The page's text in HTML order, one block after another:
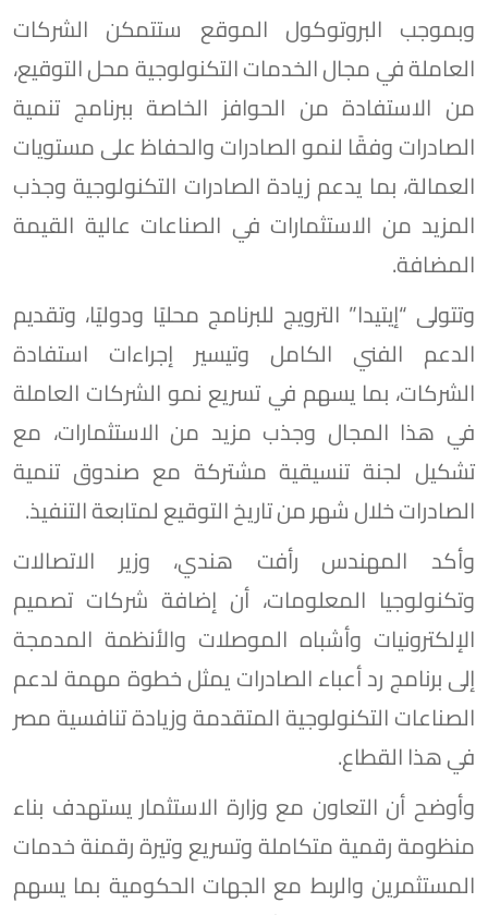
وبموجب البروتوكول الموقع ستتمكن الشركات
العاملة في مجال الخدمات التكنولوجية محل التوقيع،
من الاستفادة من الحوافز الخاصة ببرنامج تنمية
الصادرات وفقًا لنمو الصادرات والحفاظ على مستويات
العمالة، بما يدعم زيادة الصادرات التكنولوجية وجذب
المزيد من الاستثمارات في الصناعات عالية القيمة
المضافة.
وتتولى “إيتيدا” الترويج للبرنامج محليًا ودوليًا، وتقديم
الدعم الفني الكامل وتيسير إجراءات استفادة
الشركات، بما يسهم في تسريع نمو الشركات العاملة
في هذا المجال وجذب مزيد من الاستثمارات، مع
تشكيل لجنة تنسيقية مشتركة مع صندوق تنمية
الصادرات خلال شهر من تاريخ التوقيع لمتابعة التنفيذ.
وأكد المهندس رأفت هندي، وزير الاتصالات
وتكنولوجيا المعلومات، أن إضافة شركات تصميم
الإلكترونيات وأشباه الموصلات والأنظمة المدمجة
إلى برنامج رد أعباء الصادرات يمثل خطوة مهمة لدعم
الصناعات التكنولوجية المتقدمة وزيادة تنافسية مصر
في هذا القطاع.
وأوضح أن التعاون مع وزارة الاستثمار يستهدف بناء
منظومة رقمية متكاملة وتسريع وتيرة رقمنة خدمات
المستثمرين والربط مع الجهات الحكومية بما يسهم